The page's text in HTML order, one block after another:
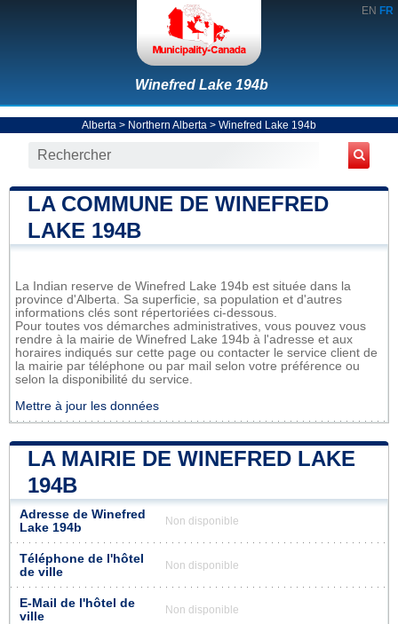
EN FR
Winefred Lake 194b
Alberta > Northern Alberta > Winefred Lake 194b
LA COMMUNE DE WINEFRED
LAKE 194B
La Indian reserve de Winefred Lake 194b est située dans la
province d'Alberta. Sa superficie, sa population et d'autres
informations clés sont répertoriées ci-dessous.
Pour toutes vos démarches administratives, vous pouvez vous
rendre à la mairie de Winefred Lake 194b à l'adresse et aux
horaires indiqués sur cette page ou contacter le service client de
la mairie par téléphone ou par mail selon votre préférence ou
selon la disponibilité du service.
Mettre à jour les données
LA MAIRIE DE WINEFRED LAKE
194B
Adresse de Winefred
Lake 194b
Non disponible
Téléphone de l'hôtel
de ville
Non disponible
E-Mail de l'hôtel de
ville
Non disponible